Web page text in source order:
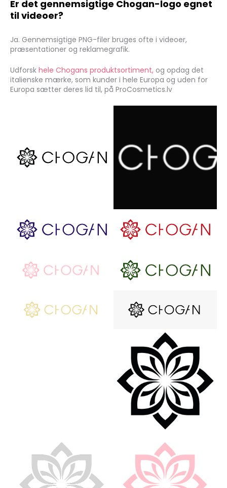
Er det gennemsigtige Chogan-logo egnet
til videoer?
Ja. Gennemsigtige PNG-filer bruges ofte i videoer,
præsentationer og reklamegrafik.
Udforsk hele Chogans produktsortiment, og opdag det
italienske mærke, som kunder i hele Europa og uden for
Europa sætter deres lid til, på ProCosmetics.lv